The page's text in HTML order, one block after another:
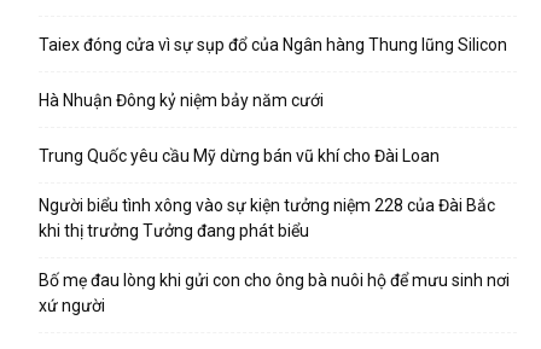
Taiex đóng cửa vì sự sụp đổ của Ngân hàng Thung lũng Silicon
Hà Nhuận Đông kỷ niệm bảy năm cưới
Trung Quốc yêu cầu Mỹ dừng bán vũ khí cho Đài Loan
Người biểu tình xông vào sự kiện tưởng niệm 228 của Đài Bắc
khi thị trưởng Tưởng đang phát biểu
Bố mẹ đau lòng khi gửi con cho ông bà nuôi hộ để mưu sinh nơi
xứ người